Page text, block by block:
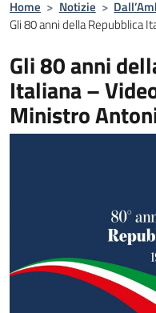
Home > Notizie >
Gli 80 anni della Repubblica
Gli 80 anni
Italiana –
Ministro